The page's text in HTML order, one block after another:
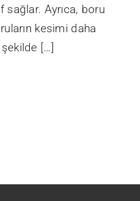
Ayrıca, boru
kesimi daha
[…]